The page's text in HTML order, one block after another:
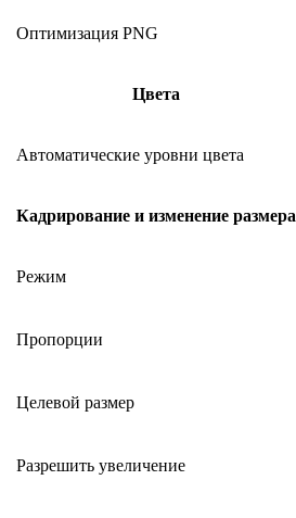
Оптимизация PNG
Цвета
Автоматические уровни цвета
Кадрирование и изменение размера
Режим
Пропорции
Целевой размер
Разрешить увеличение